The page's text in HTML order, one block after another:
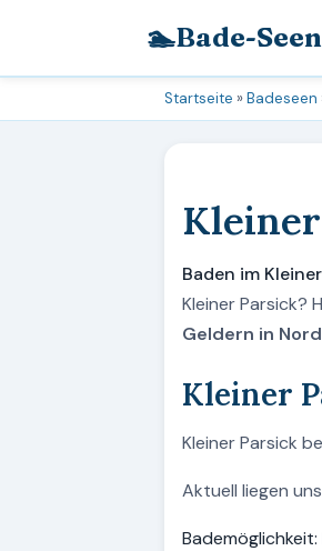
🏊Bade-
Startseite »Badeseen
Baden im
Kleiner Parsick?
Geldern in
Kleiner
Kleiner Parsick
Aktuell liegen
Bademöglichkeit: